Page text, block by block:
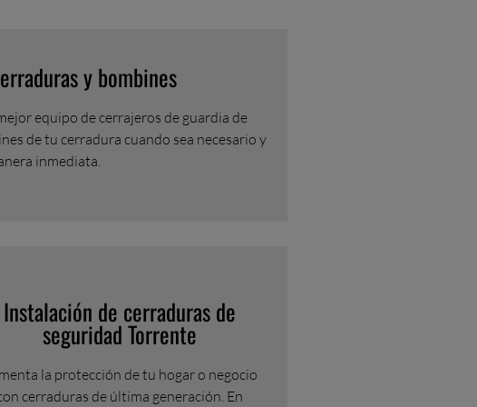
y bombines
equipo de cerrajeros de guardia de
de tu cerradura cuando sea necesario y
inmediata.
Instalación de cerraduras de
seguridad Torrente
la protección de tu hogar o negocio
cerraduras de última generación. En